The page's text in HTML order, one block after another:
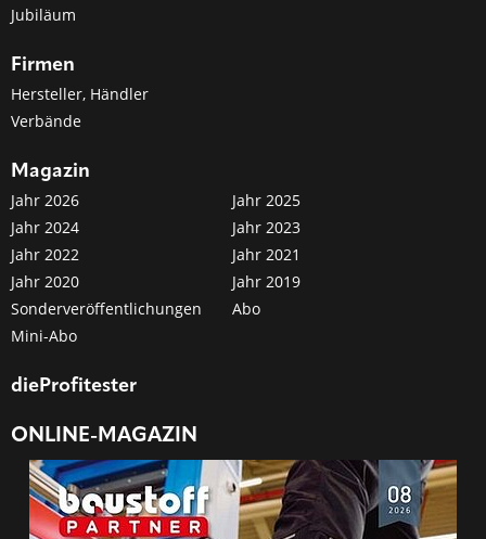
Jubiläum
Firmen
Hersteller, Händler
Verbände
Magazin
Jahr 2026
Jahr 2025
Jahr 2024
Jahr 2023
Jahr 2022
Jahr 2021
Jahr 2020
Jahr 2019
Sonderveröffentlichungen
Abo
Mini-Abo
dieProfitester
ONLINE-MAGAZIN